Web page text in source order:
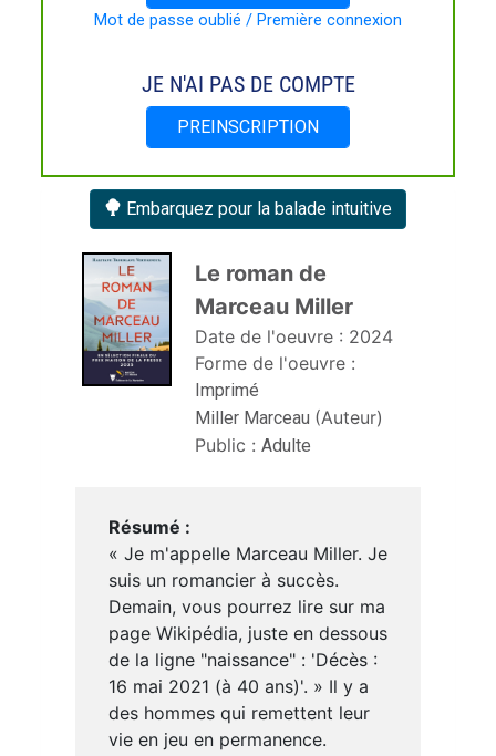
Embarquez pour la balade intuitive
Le roman de
Marceau Miller
Date de l'oeuvre : 2024
Forme de l'oeuvre :
Imprimé
Miller Marceau (Auteur)
Public : Adulte
Résumé :
« Je m'appelle Marceau Miller. Je
suis un romancier à succès.
Demain, vous pourrez lire sur ma
page Wikipédia, juste en dessous
de la ligne "naissance" : 'Décès :
16 mai 2021 (à 40 ans)'. » Il y a
des hommes qui remettent leur
vie en jeu en permanence.
Mot de passe oublié / Première connexion
JE N'AI PAS DE COMPTE
PREINSCRIPTION